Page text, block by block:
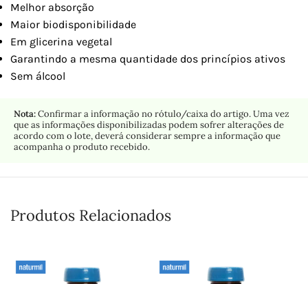
Melhor absorção
Maior biodisponibilidade
Em glicerina vegetal
Garantindo a mesma quantidade dos princípios ativos
Sem álcool
Nota:Confirmar a informação no rótulo/caixa do artigo. Uma vez
que as informações disponibilizadas podem sofrer alterações de
acordo com o lote, deverá considerar sempre a informação que
acompanha o produto recebido.
Produtos Relacionados